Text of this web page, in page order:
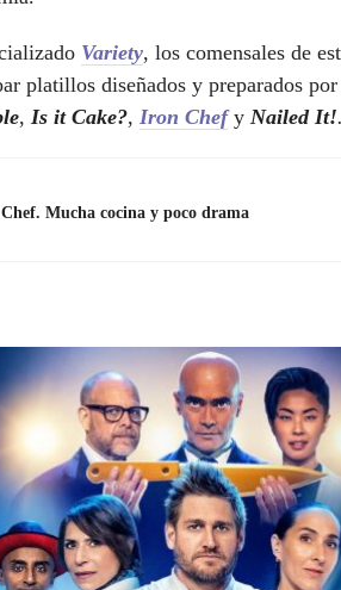
Variety, los comensales de
platillos diseñados y preparados
, Is it Cake?, Iron Chef y Nailed It!.
Mucha cocina y poco drama